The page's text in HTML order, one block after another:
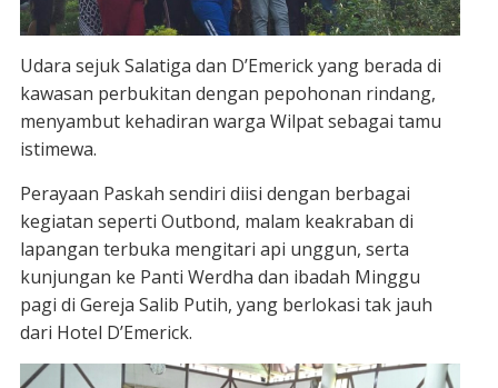
Udara sejuk Salatiga dan D’Emerick yang berada di
kawasan perbukitan dengan pepohonan rindang,
menyambut kehadiran warga Wilpat sebagai tamu
istimewa.
Perayaan Paskah sendiri diisi dengan berbagai
kegiatan seperti Outbond, malam keakraban di
lapangan terbuka mengitari api unggun, serta
kunjungan ke Panti Werdha dan ibadah Minggu
pagi di Gereja Salib Putih, yang berlokasi tak jauh
dari Hotel D’Emerick.